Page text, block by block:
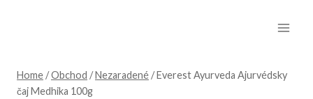
Home /Obchod /Nezaradené /Everest Ayurveda Ajurvédsky
čaj Medhika 100g